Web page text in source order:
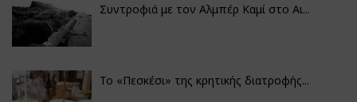
Συντροφιά με τον Αλμπέρ Καμί στο Αι...
Το «Πεσκέσι» της κρητικής διατροφής...